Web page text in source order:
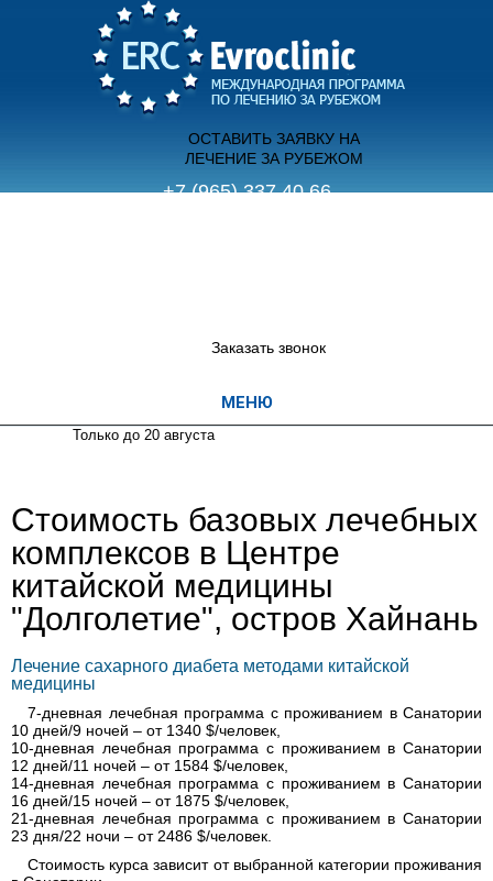
ОСТАВИТЬ ЗАЯВКУ НА
ЛЕЧЕНИЕ ЗА РУБЕЖОМ
+7 (965) 337 40 66
Заказать звонок
Только до 20 августа
Стоимость базовых лечебных
комплексов в Центре
китайской медицины
"Долголетие", остров Хайнань
Лечение сахарного диабета методами китайской
медицины
7-дневная лечебная программа с проживанием в Санатории
10 дней/9 ночей – от 1340 $/человек,
10-дневная лечебная программа с проживанием в Санатории
12 дней/11 ночей – от 1584 $/человек,
14-дневная лечебная программа с проживанием в Санатории
16 дней/15 ночей – от 1875 $/человек,
21-дневная лечебная программа с проживанием в Санатории
23 дня/22 ночи – от 2486 $/человек.
Стоимость курса зависит от выбранной категории проживания